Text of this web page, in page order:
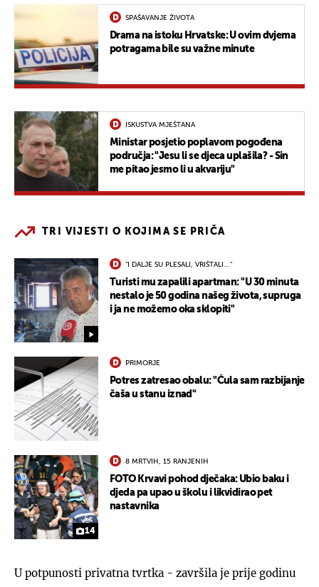
SPAŠAVANJE ŽIVOTA
Drama na istoku Hrvatske: U ovim dvjema
potragama bile su važne minute
ISKUSTVA MJEŠTANA
Ministar posjetio poplavom pogođena
područja: "Jesu li se djeca uplašila? - Sin
me pitao jesmo li u akvariju"
TRI VIJESTI O KOJIMA SE PRIČA
"I DALJE SU PLESALI, VRIŠTALI..."
Turisti mu zapalili apartman: "U 30 minuta
nestalo je 50 godina našeg života, supruga
i ja ne možemo oka sklopiti"
PRIMORJE
Potres zatresao obalu: "Čula sam razbijanje
čaša u stanu iznad"
14
8 MRTVIH, 15 RANJENIH
FOTO Krvavi pohod dječaka: Ubio baku i
djeda pa upao u školu i likvidirao pet
nastavnika
U potpunosti privatna tvrtka - završila je prije godinu